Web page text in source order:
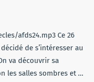
afds24.mp3 Ce 26
de s’intéresser au
va découvrir sa
les salles sombres et …